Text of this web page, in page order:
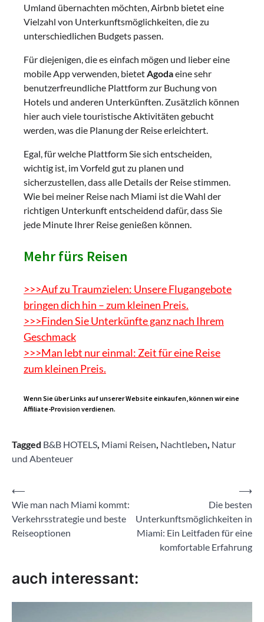
Umland übernachten möchten, Airbnb bietet eine
Vielzahl von Unterkunftsmöglichkeiten, die zu
unterschiedlichen Budgets passen.
Für diejenigen, die es einfach mögen und lieber eine
mobile App verwenden, bietetAgodaeine sehr
benutzerfreundliche Plattform zur Buchung von
Hotels und anderen Unterkünften. Zusätzlich können
hier auch viele touristische Aktivitäten gebucht
werden, was die Planung der Reise erleichtert.
Egal, für welche Plattform Sie sich entscheiden,
wichtig ist, im Vorfeld gut zu planen und
sicherzustellen, dass alle Details der Reise stimmen.
Wie bei meiner Reise nach Miami ist die Wahl der
richtigen Unterkunft entscheidend dafür, dass Sie
jede Minute Ihrer Reise genießen können.
Mehr fürs Reisen
>>>Auf zu Traumzielen: Unsere Flugangebote
bringen dich hin – zum kleinen Preis.
>>>Finden Sie Unterkünfte ganz nach Ihrem
Geschmack
>>>Man lebt nur einmal: Zeit für eine Reise
zum kleinen Preis.
Wenn Sie über Links auf unserer Website einkaufen, können wir eine
Affiliate-Provision verdienen.
Tagged B&B HOTELS, Miami Reisen, Nachtleben, Natur
und Abenteuer
Beitragsnavigation
⟵
Wie man nach Miami kommt:
Verkehrsstrategie und beste
Reiseoptionen
Die besten
Unterkunftsmöglichkeiten in
Miami: Ein Leitfaden für eine
komfortable Erfahrung
⟶
auch interessant: